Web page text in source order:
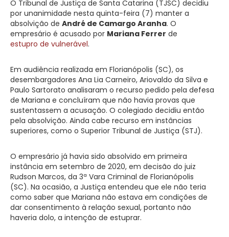
O Tribunal de Justiça de Santa Catarina (TJSC) decidiu
por unanimidade nesta quinta-feira (7) manter a
absolvição de André de Camargo Aranha. O
empresário é acusado por Mariana Ferrer de
estupro de vulnerável.
Em audiência realizada em Florianópolis (SC), os
desembargadores Ana Lia Carneiro, Ariovaldo da Silva e
Paulo Sartorato analisaram o recurso pedido pela defesa
de Mariana e concluíram que não havia provas que
sustentassem a acusação. O colegiado decidiu então
pela absolvição. Ainda cabe recurso em instâncias
superiores, como o Superior Tribunal de Justiça (STJ).
O empresário já havia sido absolvido em primeira
instância em setembro de 2020, em decisão do juiz
Rudson Marcos, da 3ª Vara Criminal de Florianópolis
(SC). Na ocasião, a Justiça entendeu que ele não teria
como saber que Mariana não estava em condições de
dar consentimento à relação sexual, portanto não
haveria dolo, a intenção de estuprar.